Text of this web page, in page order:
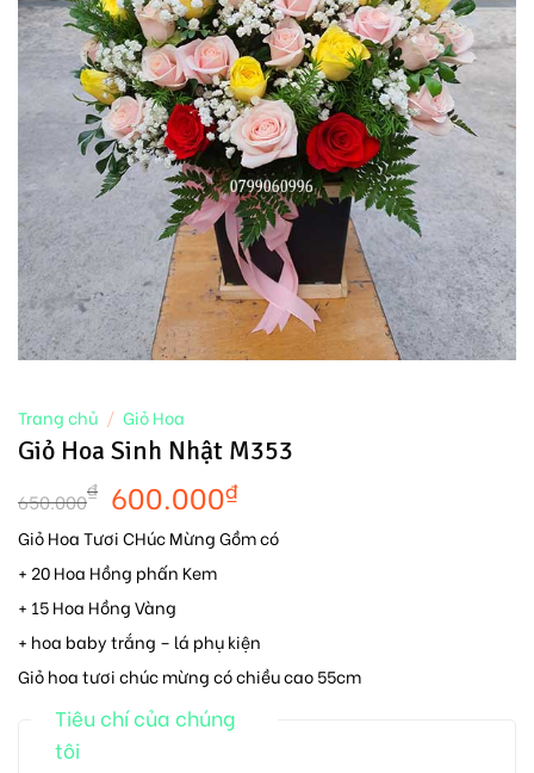
Trang chủ / Giỏ Hoa
Giỏ Hoa Sinh Nhật M353
650.000₫ 600.000₫
Giỏ Hoa Tươi CHúc Mừng Gồm có
+ 20 Hoa Hồng phấn Kem
+ 15 Hoa Hồng Vàng
+ hoa baby trắng – lá phụ kiện
Giỏ hoa tươi chúc mừng có chiều cao 55cm
Tiêu chí của chúng
tôi